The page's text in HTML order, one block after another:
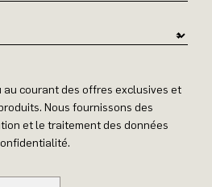
au courant des offres exclusives et
Nous fournissons des
et le traitement des données